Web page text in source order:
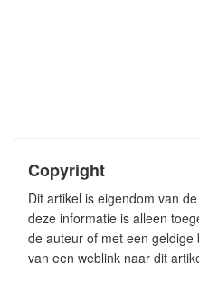
Copyright
Dit artikel is eigendom van
deze informatie is alleen
de auteur of met een
van een weblink naar dit